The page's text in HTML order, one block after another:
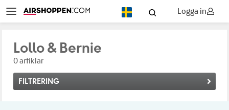
Logga in
Lollo & Bernie
0 artiklar
FILTRERING